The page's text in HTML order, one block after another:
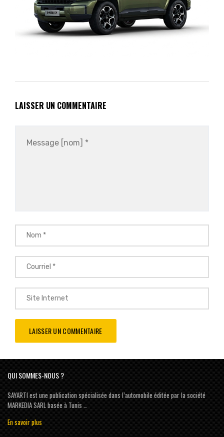
LAISSER UN COMMENTAIRE
QUI SOMMES-NOUS ?
SAYARTI est une publication spécialisée dans l’automobile éditée par la société
MARKEDIA SARL basée à Tunis …
En savoir plus